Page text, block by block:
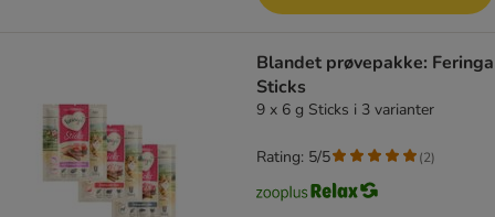
Blandet prøvepakke: Feringa
Sticks
9 x 6 g Sticks i 3 varianter
Rating: 5/5 (2)